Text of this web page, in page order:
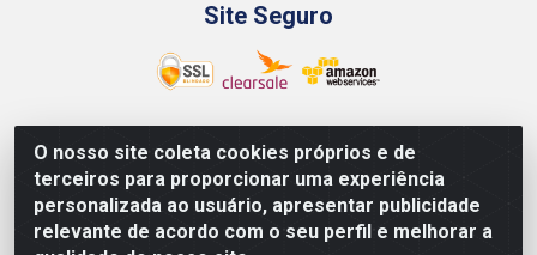
O nosso site coleta cookies próprios e de
terceiros para proporcionar uma experiência
personalizada ao usuário, apresentar publicidade
relevante de acordo com o seu perfil e melhorar a
Site Seguro
Renascer Distribuidora - Rua São Miguel, 1845 -
Afogados - Recife / PE - CEP 50850-000 - CNPJ
07.264.693/0001-79